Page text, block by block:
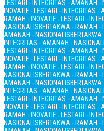
LESTARI - INTEGRITAS - AMANAH -
INOVATIF - LESTARI - INTEGRITAS
RAMAH - INOVATIF - LESTARI -
NASIONALISBERTAKWA - RAMAH -
AMANAH - NASIONALIS
INTEGRITAS - AMANAH -
LESTARI - INTEGRITAS - AMANAH -
INOVATIF - LESTARI - INTEGRITAS
RAMAH - INOVATIF - LESTARI -
NASIONALISBERTAKWA - RAMAH -
AMANAH - NASIONALIS
INTEGRITAS - AMANAH -
LESTARI - INTEGRITAS - AMANAH -
INOVATIF - LESTARI - INTEGRITAS
RAMAH - INOVATIF - LESTARI -
NASIONALISBERTAKWA - RAMAH -